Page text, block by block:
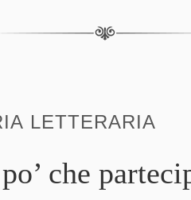
LETTERARIA
che